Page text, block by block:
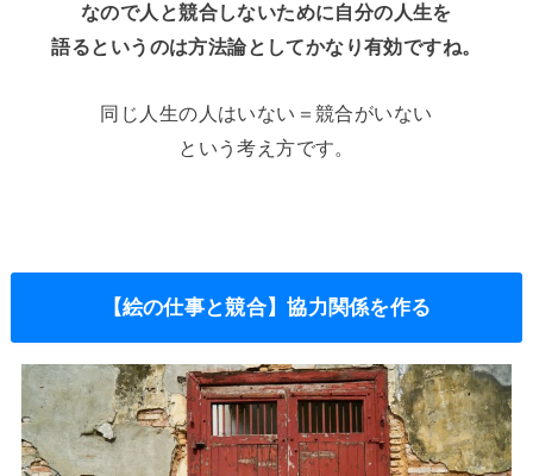
なので人と競合しないために自分の人生を
語るというのは方法論としてかなり有効ですね。
同じ人生の人はいない＝競合がいない
という考え方です。
【絵の仕事と競合】協力関係を作る